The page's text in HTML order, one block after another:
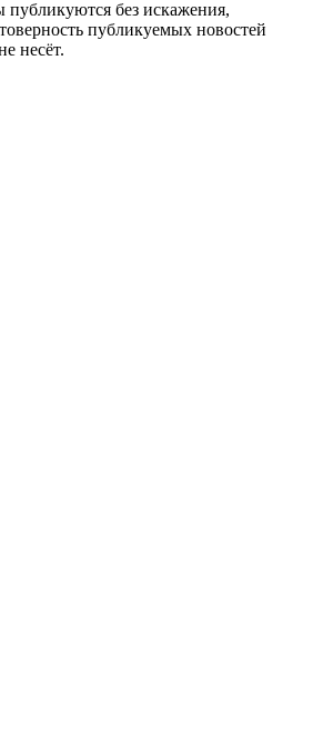
без искажения,
публикуемых новостей
несёт.